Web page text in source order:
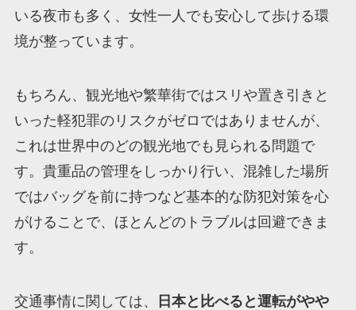
いる夜市も多く、女性一人でも安心して歩ける環
境が整っています。
もちろん、観光地や繁華街ではスリや置き引きと
いった軽犯罪のリスクがゼロではありませんが、
これは世界中のどの観光地でも見られる問題で
す。貴重品の管理をしっかり行い、混雑した場所
ではバッグを前に持つなど基本的な防犯対策を心
がけることで、ほとんどのトラブルは回避できま
す。
交通事情に関しては、
日本と比べると運転がやや